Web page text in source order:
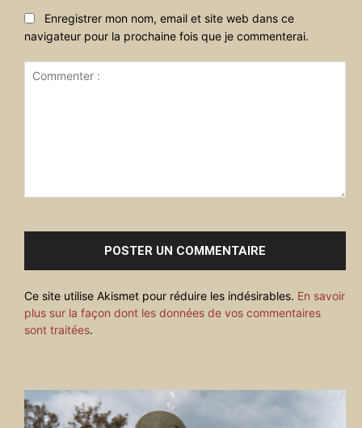
Enregistrer mon nom, email et site web dans ce
navigateur pour la prochaine fois que je commenterai.
Ce site utilise Akismet pour réduire les indésirables. En savoir
plus sur la façon dont les données de vos commentaires
sont traitées.